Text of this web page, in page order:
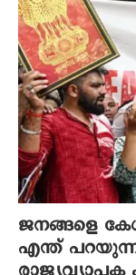
ജനങ്ങളെ
എന്ത്